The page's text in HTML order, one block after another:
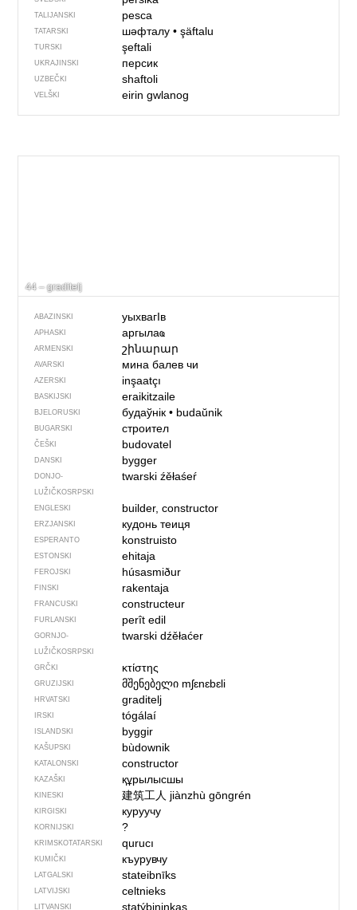
TALIJANSKI pesca
TATARSKI шәфталу• şäftalu
TURSKI şeftali
UKRAJINSKI персик
UZBEČKI shaftoli
VELŠKI eirin gwlanog
44 – graditelj
ABAZINSKI уыхвагIв
APHASKI аргылаҩ
ARMENSKI շինարար
AVARSKI мина балев чи
AZERSKI inşaatçı
BASKIJSKI eraikitzaile
BJELORUSKI будаўнік• budaŭnik
BUGARSKI строител
ČEŠKI budovatel
DANSKI bygger
DONJO­
LUŽIČKOSRPSKI
twarski źěłaśeŕ
ENGLESKI builder, constructor
ERZJANSKI кудонь теиця
ESPERANTO konstruisto
ESTONSKI ehitaja
FEROJSKI húsasmiður
FINSKI rakentaja
FRANCUSKI constructeur
FURLANSKI perît edil
GORNJO­
LUŽIČKOSRPSKI
twarski dźěłaćer
GRČKI κτίστης
GRUZIJSKI მშენებელი mʃɛnɛbɛli
HRVATSKI graditelj
IRSKI tógálaí
ISLANDSKI byggir
KAŠUPSKI bùdownik
KATALONSKI constructor
KAZAŠKI құрылысшы
KINESKI 建筑工人 jiànzhù gōngrén
KIRGISKI куруучу
KORNIJSKI ?
KRIMSKOTATARSKI qurucı
KUMIČKI къурувчу
LATGALSKI stateibnīks
LATVIJSKI celtnieks
LITVANSKI statýbininkas